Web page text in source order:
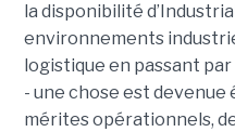
la disponibilité
environnements
logistique en passant
- une chose est devenue
mérites opérationnels,